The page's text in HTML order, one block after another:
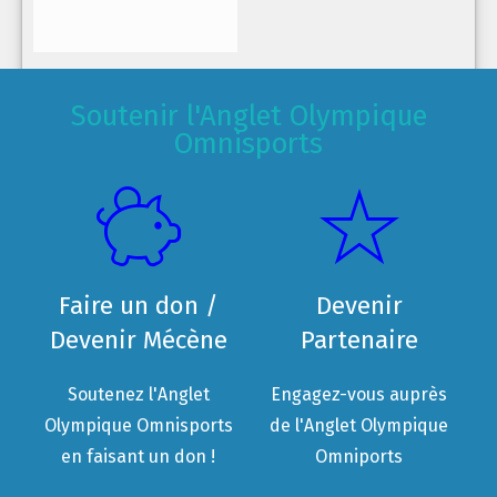
Soutenir l'Anglet Olympique
Omnisports
Faire un don /
Devenir Mécène
Soutenez l'Anglet
Olympique Omnisports
en faisant un don !
Devenir
Partenaire
Engagez-vous auprès
de l'Anglet Olympique
Omniports